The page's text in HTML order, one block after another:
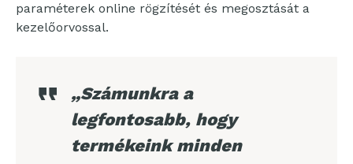
paraméterek online rögzítését és megosztását a
kezelőorvossal.
„Számunkra a
legfontosabb, hogy
termékeink minden